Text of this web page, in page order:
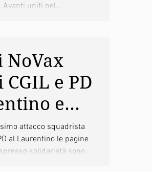
Avanti uniti nel
NoVax
e PD
e
mio
attacco squadrista
al Laurentino le pagine
solidarietà sono